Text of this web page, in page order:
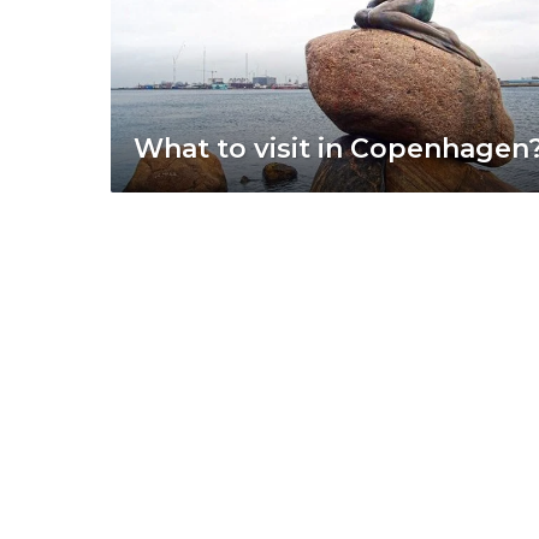
What to visit in